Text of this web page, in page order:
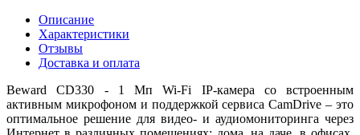
Описание
Характеристики
Отзывы
Доставка и оплата
Beward CD330 - 1 Мп Wi-Fi IP-камера со встроенным
активным микрофоном и поддержкой сервиса CamDrive – это
оптимальное решение для видео- и аудиомониторинга через